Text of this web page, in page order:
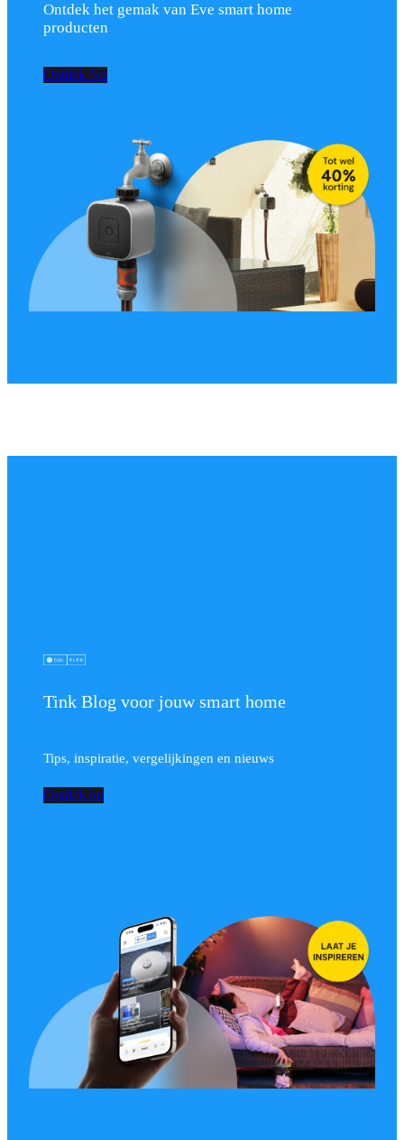
Ontdek het gemak van Eve smart home
producten
Ontdek Nu
Tink Blog voor jouw smart home
Tips, inspiratie, vergelijkingen en nieuws
Ontdek nu